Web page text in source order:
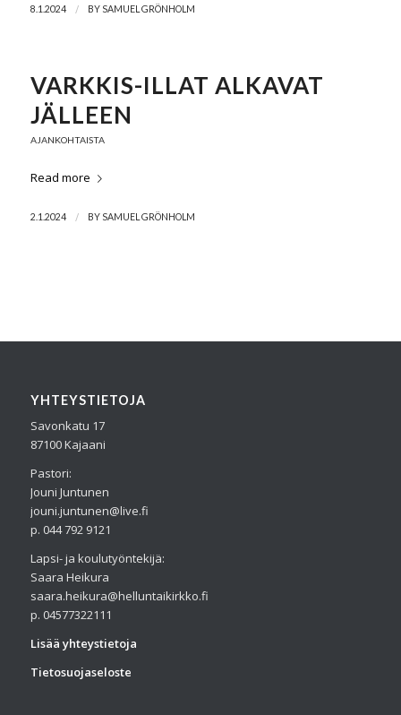
8.1.2024 / BY SAMUEL GRÖNHOLM
VARKKIS-ILLAT ALKAVAT
JÄLLEEN
AJANKOHTAISTA
Read more
2.1.2024 / BY SAMUEL GRÖNHOLM
YHTEYSTIETOJA
Savonkatu 17
87100 Kajaani
Pastori:
Jouni Juntunen
jouni.juntunen@live.fi
p. 044 792 9121
Lapsi- ja koulutyöntekijä:
Saara Heikura
saara.heikura@helluntaikirkko.fi
p. 04577322111
Lisää yhteystietoja
Tietosuojaseloste